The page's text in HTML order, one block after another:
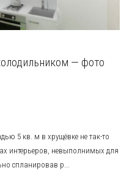
— фото
5 кв. м в хрущёвке не так-то
интерьеров, невыполнимых для
спланировав р...